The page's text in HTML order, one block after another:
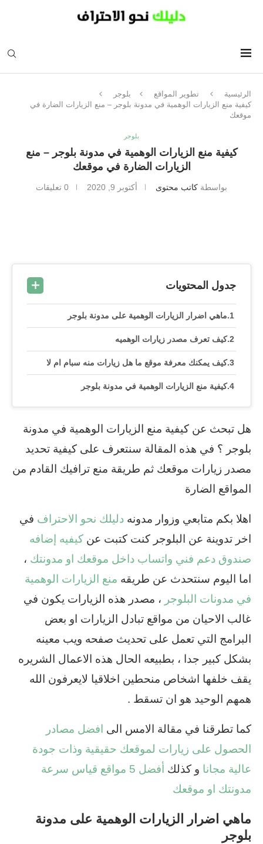
الرئيسية تطوير المواقع
بلوجر
كيفية منع الزيارات الوهمية في مدونة بلوجر – منع الزيارات الضارة في
موقعك
بلوجر
كيفية منع الزيارات الوهمية في مدونة بلوجر – منع
الزيارات الضارة في موقعك
بواسطة كاتب محتوى أكتوبر 9, 2020 0 تعليقات
جدول المحتويات
ماهي اضرار الزيارات الوهمية على مدونة بلوجر
كيف تعرف مصدر زيارات الوهميه
كيف يمكنك معرفة موقع ما هل زيارات منه سبام ام لا
كيفية منع الزيارات الوهمية في مدونة بلوجر
هل تبحث عن كيفية منع الزيارات الوهمية في مدونة
بلوجر ؟ في هذه المقالة سنتعرف على كيفية تحديد
مصدر زيارات موقعك ثم طريقة منع ترافيك القادم من
المواقع الضارة
اهلا بكم متابعي وزوار مدونه دليلك نحو الاحتراف في
اخر تدوينة عن البلوجر كنت كتبت عن كيفيه إضافه
صندوق دعم فني واتساب داخل موقعك او مدونتك ،
اما اليوم سنتحدث عن طريقه منع الزيارات الوهمية
في مدونات البلوجر ، مصدر هذه الزيارات يكون في
غالب الاحيان من مواقع تبادل الزيارات او بعض
البرامج التي تعمل على تحديث صفحه ويب معينه
بشكل كبير جدا ، بطبيعه الحال هذه الاعمال الشريره
يقف خلفها اشخاص منحطين اخلاقيا لايعرفون الله
همهم الوحيد هو ان تسقط .
كما تطرقنا في مقالة الامس الى افضل مصادر
الحصول على زيارات لموقعك حقيقية وذات جودة
عالية مجانا و كذلك
أفضل 5 مواقع قياس سرعة
مدونتك او موقعك
ماهي اضرار الزيارات الوهمية على مدونة
بلوجر